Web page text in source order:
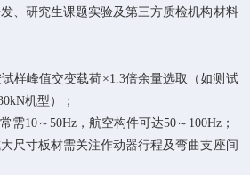
研究生课题实验及第三方质检机构材料
峰值交变载荷×1.3倍余量选取（如测试
机型）；
10～50Hz，航空构件可达50～100Hz；
寸板材需关注作动器行程及弯曲支座间